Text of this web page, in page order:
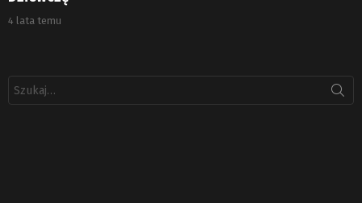
4 lata temu